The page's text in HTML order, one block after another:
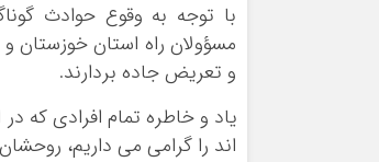
با توجه به وقوع حوادث
مسؤولان راه استان خوزستان
و تعریض جاده بردارند.
یاد و خاطره تمام افرادی که
اند را گرامی می داریم،